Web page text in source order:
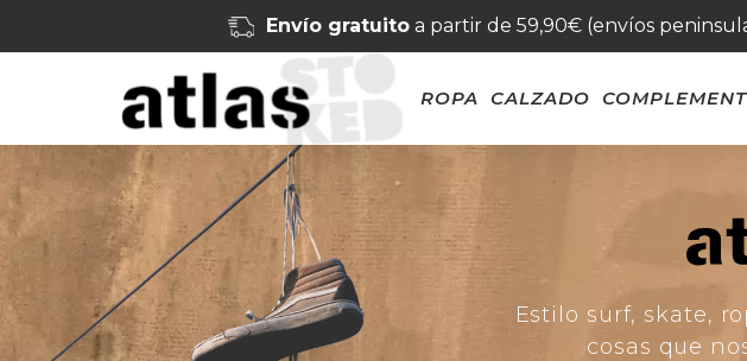
Envío gratuitoa partir de 59,90€ (envíos
ROPA CALZADO
Estilo surf, skate,
cosas que